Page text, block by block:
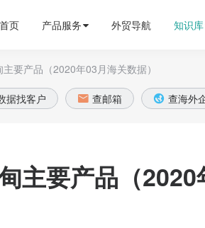
首页 产品服务 外贸导航 知识库
要产品（2020年03月海关数据）
据找客户  查邮箱  查海外
主要产品（